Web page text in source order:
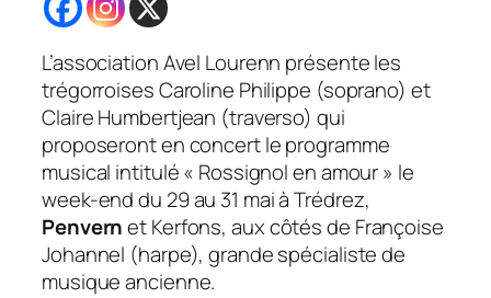
L’association Avel Lourenn présente les
trégorroises Caroline Philippe (soprano) et
Claire Humbertjean (traverso) qui
proposeront en concert le programme
musical intitulé « Rossignol en amour » le
week-end du 29 au 31 mai à Trédrez,
Penvernet Kerfons, aux côtés de Françoise
Johannel (harpe), grande spécialiste de
musique ancienne.